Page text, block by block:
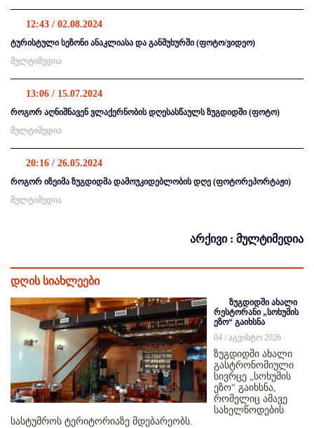
12:43 / 02.08.2024
ტურისტული სეზონი ანაკლიასა და განმუხურში (ფოტო/ვიდეო)
მულტიმედია
13:06 / 15.07.2024
როგორ აღნიშნავენ ვლაქერნობის დღესასწაულს ზუგდიდში (ფოტო)
მულტიმედია
20:16 / 26.05.2024
როგორ იზეიმა ზუგდიდმა დამოუკიდებლობის დღე (ფოტორეპორტაჟი)
მულტიმედია
არქივი : მულტიმედია
დღის სიახლეები
ზუგდიდში ახალი
რესტორანი „სოხუმის
ეზო“ გაიხსნა
04 / აგვისტო 2026
ზუგდიდში ახალი
გასტრონომიული
სივრცე „სოხუმის
ეზო“ გაიხსნა,
რომელიც ამავე
სახელწოდების
სასტუმროს ტერიტორიაზე მდებარეობს.